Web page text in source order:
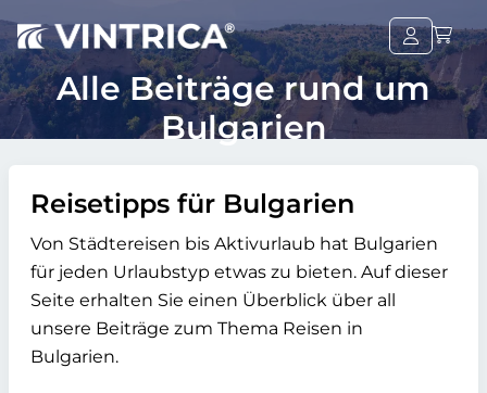
Alle Beiträge rund um
Bulgarien
Reisetipps für Bulgarien
Von Städtereisen bis Aktivurlaub hat Bulgarien
für jeden Urlaubstyp etwas zu bieten. Auf dieser
Seite erhalten Sie einen Überblick über all
unsere Beiträge zum Thema Reisen in
Bulgarien.